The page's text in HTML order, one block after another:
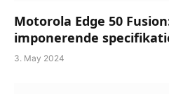
Motorola Edge 50
imponerende
3. May 2024